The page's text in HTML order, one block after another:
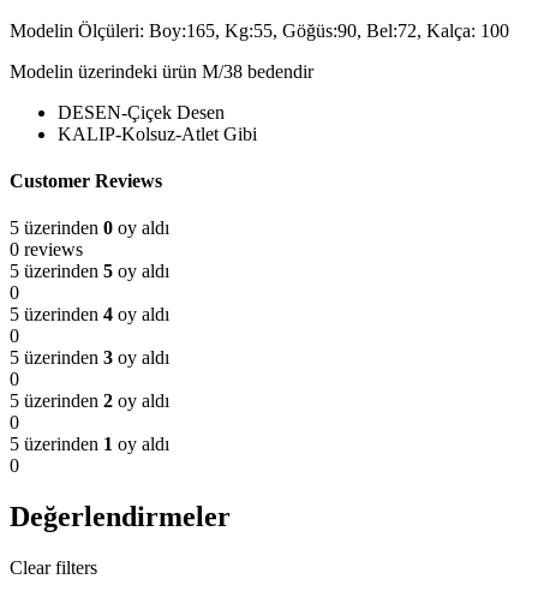
Modelin Ölçüleri: Boy:165, Kg:55, Göğüs:90, Bel:72, Kalça: 100
Modelin üzerindeki ürün M/38 bedendir
DESEN-Çiçek Desen
KALIP-Kolsuz-Atlet Gibi
Customer Reviews
5 üzerinden 0 oy aldı
0 reviews
5 üzerinden 5 oy aldı
0
5 üzerinden 4 oy aldı
0
5 üzerinden 3 oy aldı
0
5 üzerinden 2 oy aldı
0
5 üzerinden 1 oy aldı
0
Değerlendirmeler
Clear filters